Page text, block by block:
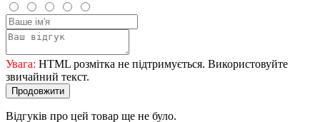
Увага: HTML розмітка не підтримується. Використовуйте
звичайний текст.
Продовжити
Відгуків про цей товар ще не було.